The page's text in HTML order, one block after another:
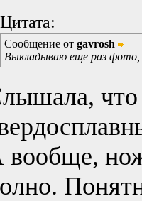
Цитата:
Сообщение от gavrosh
Выкладываю еще раз фото,
что
вообще,